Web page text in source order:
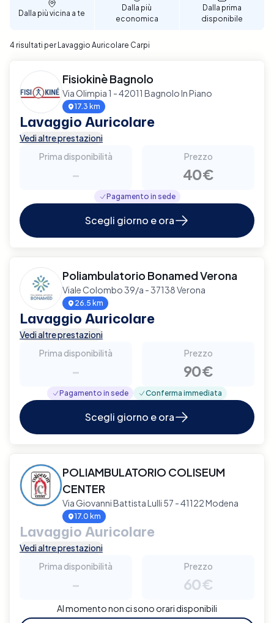
Dalla più vicina a te
Dalla più
economica
Dalla prima
disponibile
4 risultati per Lavaggio Auricolare Carpi
Fisiokinè Bagnolo
Via Olimpia 1 - 42011 Bagnolo In Piano
17.3 km
Lavaggio Auricolare
Vedi altre prestazioni
Prima disponibilità
-
Prezzo
40€
Pagamento in sede
Scegli giorno e ora
Poliambulatorio Bonamed Verona
Viale Colombo 39/a - 37138 Verona
26.5 km
Lavaggio Auricolare
Vedi altre prestazioni
Prima disponibilità
-
Prezzo
90€
Pagamento in sede Conferma immediata
Scegli giorno e ora
POLIAMBULATORIO COLISEUM
CENTER
Via Giovanni Battista Lulli 57 - 41122 Modena
17.0 km
Lavaggio Auricolare
Vedi altre prestazioni
Prima disponibilità
-
Prezzo
60€
Al momento non ci sono orari disponibili